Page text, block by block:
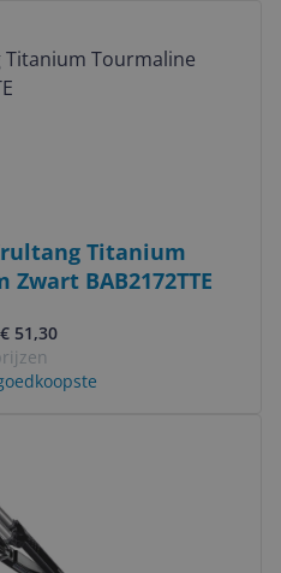
Titanium
BAB2172TTE
51,30